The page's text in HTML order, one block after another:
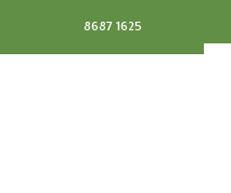
8687 1625